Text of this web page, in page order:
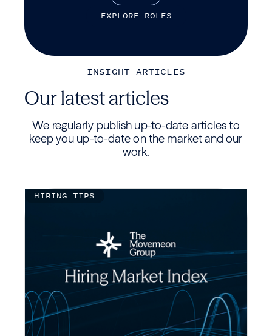
EXPLORE ROLES
INSIGHT ARTICLES
Our latest articles
We regularly publish up-to-date articles to
keep you up-to-date on the market and our
work.
HIRING TIPS